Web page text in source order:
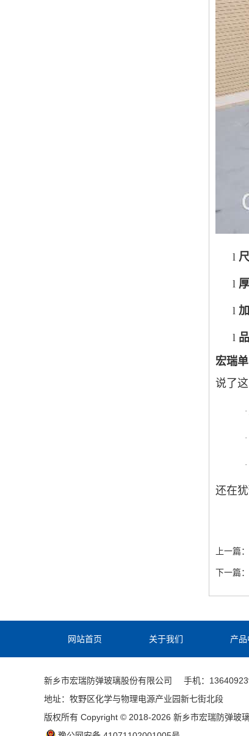
l
l
l
l
宏瑞
说了
·
·
·
还在
上一篇：
下一篇：
网站首页 关于我们 产
新乡市宏瑞防弹玻璃股份有限公司 手机：
地址：牧野区化学与物理电源产业园新七街北段
版权所有 Copyright © 2018-2026 新乡市宏瑞防弹玻